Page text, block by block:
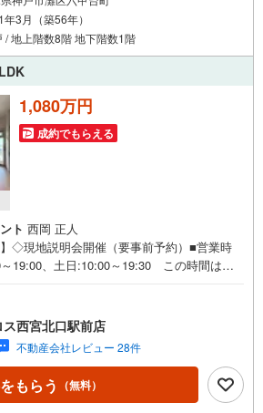
いたします！
きる眺望！
ださい！
のウィルで安心取引！定休日無！キッズスペー
！平日特典！一緒にあなたにとってベストなお
＝＝＝＝＝＝＝
（定休日なし）
すくなっております。ぜひお気軽にご連絡下
室内・現地を見学する（無料）」ボタンより
だけますとスムーズにご案内が可能です。
年3月（築56年）
/ 地上階数8階 地下階数1階
1,080万円
成約でもらえる
ト 西岡 正人
】◇現地説明会開催（要事前予約）■営業時
19:00、土日:10:00～19:30 この時間はお
階6階部分につき陽当たり通風良好です♪エ
マンションになります。室内リフォーム済
お住まいいただけます♪○センチュリー21ア
の3つの特徴○■センチュリー21グループで2
1997年～2024年兵庫地区仲介実績） 西
丹・宝塚にて8店舗展開中。阪神間での購入や
西宮北口駅前店
不動産会社レビュー 28件
もらう （無料）